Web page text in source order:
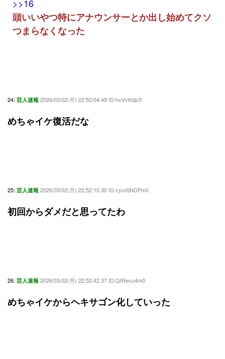
>>16
頭いいやつ特にアナウンサーとか出し始めてクソ
つまらなくなった
24: 芸人速報 2026/03/02(月) 22:52:04.49 ID:hvVvKdjz0
めちゃイケ復活だな
25: 芸人速報 2026/03/02(月) 22:52:10.30 ID:cymSNDPm0
初回からダメだと思ってたわ
26: 芸人速報 2026/03/02(月) 22:52:42.37 ID:QfRecu4m0
めちゃイケからヘキサゴン化していった